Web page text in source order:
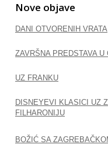
Nove objave
DANI OTVORENIH VRATA
ZAVRŠNA PREDSTAVA
UZ FRANKU
DISNEYEVI KLASICI UZ
FILHARONIJU
BOŽIĆ SA